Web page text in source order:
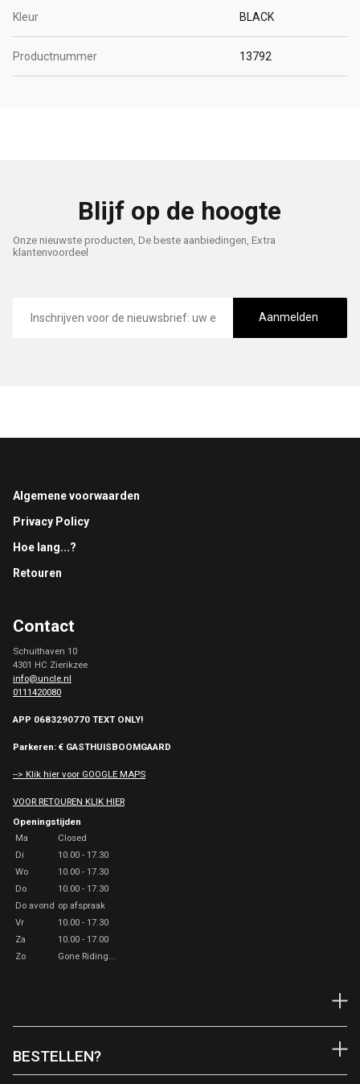
Kleur BLACK
Productnummer 13792
Blijf op de hoogte
Onze nieuwste producten, De beste aanbiedingen, Extra
klantenvoordeel
mailadres
Aanmelden
Footer
Algemene voorwaarden
Privacy Policy
Hoe lang...?
Retouren
Contact
Schuithaven 10
4301 HC Zierikzee
info@uncle.nl
0111420080
APP 0683290770 TEXT ONLY!
Parkeren: € GASTHUISBOOMGAARD
--> Klik hier voor GOOGLE MAPS
VOOR RETOUREN KLIK HIER
Openingstijden
Ma
Closed
Di
10.00 - 17.30
Wo
10.00 - 17.30
Do
10.00 - 17.30
Do avond op afspraak
Vr
10.00 - 17.30
Za
10.00 - 17.00
Zo
Gone Riding...
BESTELLEN?